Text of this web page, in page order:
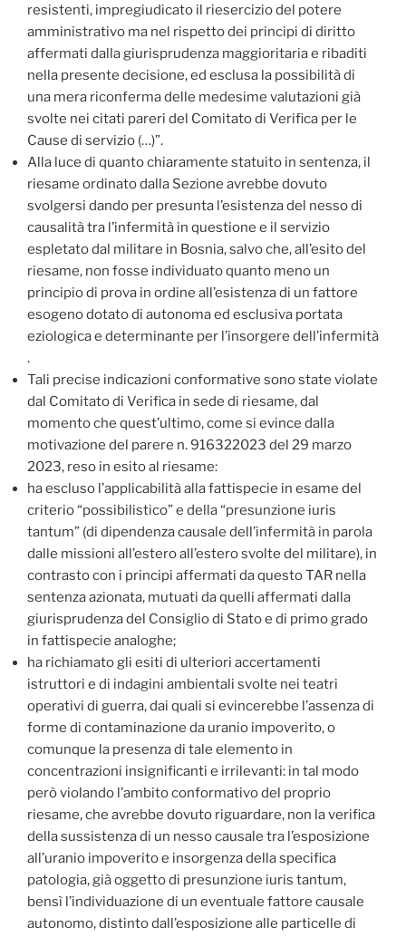
resistenti, impregiudicato il riesercizio del potere
amministrativo ma nel rispetto dei principi di diritto
affermati dalla giurisprudenza maggioritaria e ribaditi
nella presente decisione, ed esclusa la possibilità di
una mera riconferma delle medesime valutazioni già
svolte nei citati pareri del Comitato di Verifica per le
Cause di servizio (…)”.
Alla luce di quanto chiaramente statuito in sentenza, il
riesame ordinato dalla Sezione avrebbe dovuto
svolgersi dando per presunta l’esistenza del nesso di
causalità tra l’infermità in questione e il servizio
espletato dal militare in Bosnia, salvo che, all’esito del
riesame, non fosse individuato quanto meno un
principio di prova in ordine all’esistenza di un fattore
esogeno dotato di autonoma ed esclusiva portata
eziologica e determinante per l’insorgere dell’infermità
.
Tali precise indicazioni conformative sono state violate
dal Comitato di Verifica in sede di riesame, dal
momento che quest’ultimo, come si evince dalla
motivazione del parere n. 916322023 del 29 marzo
2023, reso in esito al riesame:
ha escluso l’applicabilità alla fattispecie in esame del
criterio “possibilistico” e della “presunzione iuris
tantum” (di dipendenza causale dell’infermità in parola
dalle missioni all’estero all’estero svolte del militare), in
contrasto con i principi affermati da questo TAR nella
sentenza azionata, mutuati da quelli affermati dalla
giurisprudenza del Consiglio di Stato e di primo grado
in fattispecie analoghe;
ha richiamato gli esiti di ulteriori accertamenti
istruttori e di indagini ambientali svolte nei teatri
operativi di guerra, dai quali si evincerebbe l’assenza di
forme di contaminazione da uranio impoverito, o
comunque la presenza di tale elemento in
concentrazioni insignificanti e irrilevanti: in tal modo
però violando l’ambito conformativo del proprio
riesame, che avrebbe dovuto riguardare, non la verifica
della sussistenza di un nesso causale tra l’esposizione
all’uranio impoverito e insorgenza della specifica
patologia, già oggetto di presunzione iuris tantum,
bensì l’individuazione di un eventuale fattore causale
autonomo, distinto dall’esposizione alle particelle di